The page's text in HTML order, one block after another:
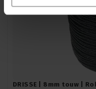
DRISSE | 8mm touw |